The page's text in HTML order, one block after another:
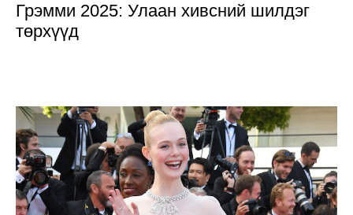
Грэмми 2025: Улаан хивсний шилдэг
төрхүүд